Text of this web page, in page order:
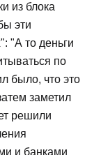
из блока
эти
"А то деньги
по
было, что это
заметил
решили
и банками